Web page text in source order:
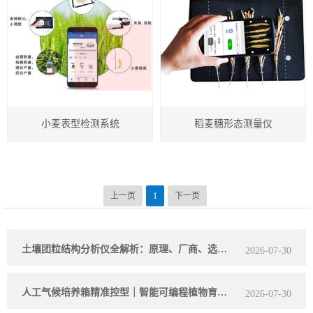
小麦表型检测系统 稻麦穗形态测量仪
上一页 1 下一页
土壤团粒结构分析仪全解析：原理、厂商、选型，看完就懂！ 2026-07-30
人工气候培养箱精准控型｜智能可编程植物育苗与科研试验设备详解 2026-07-30